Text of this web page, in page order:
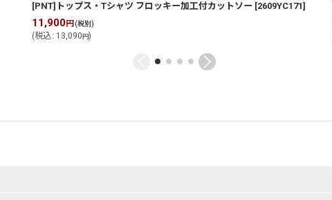
[PNT]トップス・Tシャツ フロッキー加工付カットソー [2609YC171]
11,900円 (税別)
(税込: 13,090円)